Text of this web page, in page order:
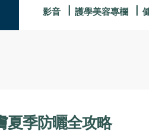
影音 護學美容專欄
夏季防曬全攻略